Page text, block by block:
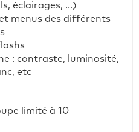
éclairages, ...)
menus des différents
: contraste, luminosité,
etc
limité à 10